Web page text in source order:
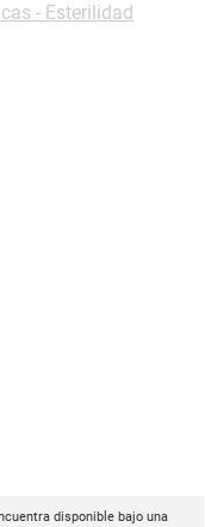
- Esterilidad
disponible bajo una